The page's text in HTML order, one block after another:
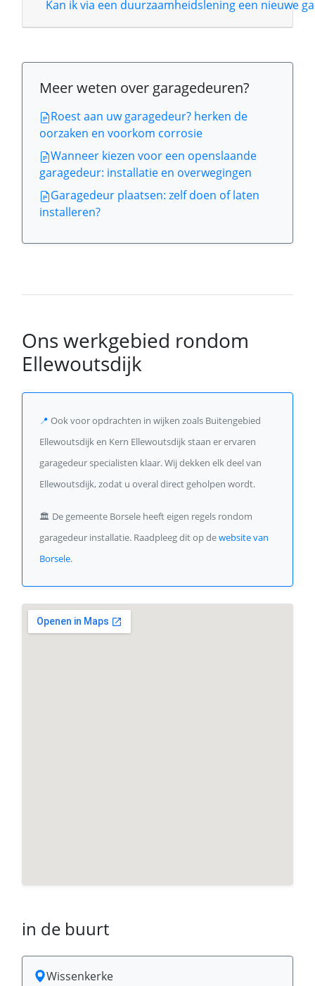
Kan ik via een duurzaamheidslening een nieuwe
Meer weten over garagedeuren?
Roest aan uw garagedeur? herken de
oorzaken en voorkom corrosie
Wanneer kiezen voor een openslaande
garagedeur: installatie en overwegingen
Garagedeur plaatsen: zelf doen of laten
installeren?
Ons werkgebied rondom
Ellewoutsdijk
📍 Ook voor opdrachten in wijken zoals Buitengebied
Ellewoutsdijk en Kern Ellewoutsdijk staan er ervaren
garagedeur specialisten klaar. Wij dekken elk deel van
Ellewoutsdijk, zodat u overal direct geholpen wordt.
🏛️ De gemeente Borsele heeft eigen regels rondom
garagedeur installatie. Raadpleeg dit op dewebsite van
Borsele.
in de buurt
Wissenkerke